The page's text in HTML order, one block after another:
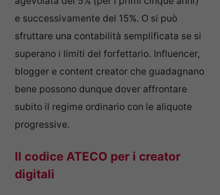
e successivamente del 15%. O si può
sfruttare una contabilità semplificata se si
superano i limiti del forfettario. Influencer,
blogger e content creator che guadagnano
bene possono dunque dover affrontare
subito il regime ordinario con le aliquote
progressive.
Il codice ATECO per i creator
digitali